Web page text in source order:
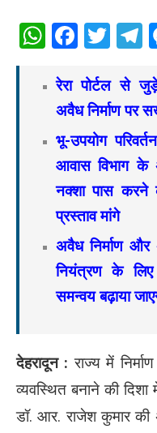
रेरा पोर्टल से
अवैध निर्माण पर
भू-उपयोग
आवास विभाग के
नक्शा पास करने
प्रस्ताव मांगे
अवैध निर्माण और
नियंत्रण के लिए
समन्वय बढ़ाया
देहरादून : राज्य में
व्यवस्थित बनाने की
डॉ. आर. राजेश कुमार की